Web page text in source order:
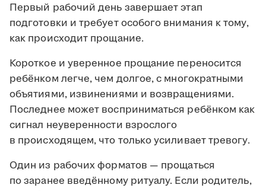
Первый рабочий день завершает этап
подготовки и требует особого внимания к тому,
как происходит прощание.
Короткое и уверенное прощание переносится
ребёнком легче, чем долгое, с многократными
объятиями, извинениями и возвращениями.
Последнее может восприниматься ребёнком как
сигнал неуверенности взрослого
в происходящем, что только усиливает тревогу.
Один из рабочих форматов — прощаться
по заранее введённому ритуалу. Если родитель,